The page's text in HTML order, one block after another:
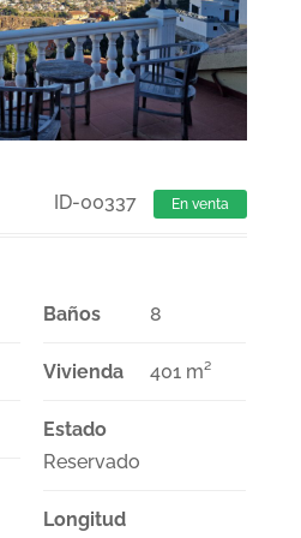
ID-00337 En venta
Baños 8
Vivienda 401 m²
Estado
Reservado
Longitud